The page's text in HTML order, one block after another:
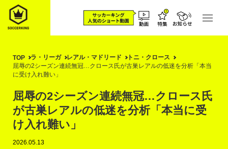
TOP ラ・リーガ レアル・マドリード
トニ・クロース
屈辱の2シーズン連続無冠…クロース氏が古巣レアルの低迷を分析「本当
に受け入れ難い」
屈辱の2シーズン連続無冠…クロース氏
が古巣レアルの低迷を分析「本当に受
け入れ難い」
2026.05.13